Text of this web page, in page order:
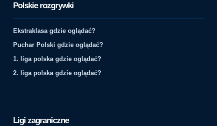
Polskie rozgrywki
Ekstraklasa gdzie oglądać?
Puchar Polski gdzie oglądać?
1. liga polska gdzie oglądać?
2. liga polska gdzie oglądać?
Ligi zagraniczne